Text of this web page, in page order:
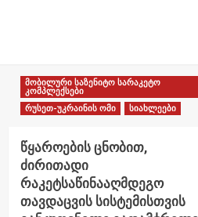
მობილური საზენიტო სარაკეტო
კომპლექსები
რუსეთ-უკრაინის ომი
სიახლეები
წყაროების ცნობით,
ძირითადი
რაკეტსაწინააღმდეგო
თავდაცვის სისტემისთვის